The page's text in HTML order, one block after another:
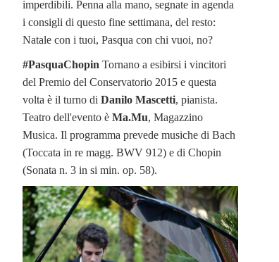
imperdibili. Penna alla mano, segnate in agenda
i consigli di questo fine settimana, del resto:
Natale con i tuoi, Pasqua con chi vuoi, no?
#PasquaChopin Tornano a esibirsi i vincitori
del Premio del Conservatorio 2015 e questa
volta è il turno di Danilo Mascetti, pianista.
Teatro dell'evento è Ma.Mu, Magazzino
Musica. Il programma prevede musiche di Bach
(Toccata in re magg. BWV 912) e di Chopin
(Sonata n. 3 in si min. op. 58).